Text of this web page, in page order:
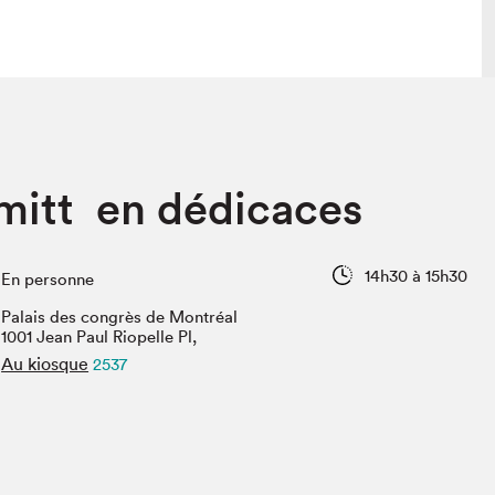
Programmation dans la ville
Vidéos et balados
en dédicaces
En personne
14h30 à 15h30
Palais des congrès de Montréal
1001 Jean Paul Riopelle Pl,
Au kiosque 2537